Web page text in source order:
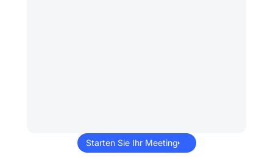
Starten Sie Ihr Meeting